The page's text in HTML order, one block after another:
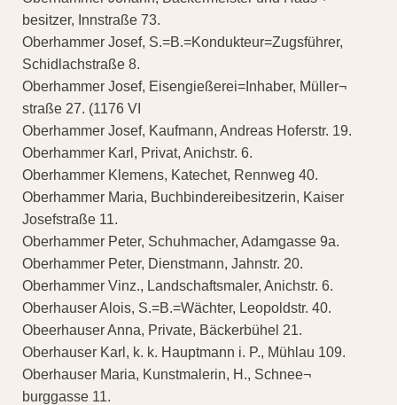
besitzer, Innstraße 73.
Oberhammer Josef, S.=B.=Kondukteur=Zugsführer,
Schidlachstraße 8.
Oberhammer Josef, Eisengießerei=Inhaber, Müller¬
straße 27. (1176 VI
Oberhammer Josef, Kaufmann, Andreas Hoferstr. 19.
Oberhammer Karl, Privat, Anichstr. 6.
Oberhammer Klemens, Katechet, Rennweg 40.
Oberhammer Maria, Buchbindereibesitzerin, Kaiser
Josefstraße 11.
Oberhammer Peter, Schuhmacher, Adamgasse 9a.
Oberhammer Peter, Dienstmann, Jahnstr. 20.
Oberhammer Vinz., Landschaftsmaler, Anichstr. 6.
Oberhauser Alois, S.=B.=Wächter, Leopoldstr. 40.
Obeerhauser Anna, Private, Bäckerbühel 21.
Oberhauser Karl, k. k. Hauptmann i. P., Mühlau 109.
Oberhauser Maria, Kunstmalerin, H., Schnee¬
burggasse 11.